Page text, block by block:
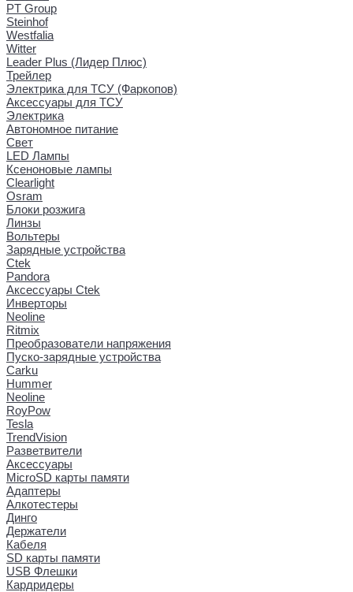
PT Group
Steinhof
Westfalia
Witter
Leader Plus (Лидер Плюс)
Трейлер
Электрика для ТСУ (Фаркопов)
Аксессуары для ТСУ
Электрика
Автономное питание
Свет
LED Лампы
Ксеноновые лампы
Clearlight
Osram
Блоки розжига
Линзы
Вольтеры
Зарядные устройства
Ctek
Pandora
Аксессуары Ctek
Инверторы
Neoline
Ritmix
Преобразователи напряжения
Пуско-зарядные устройства
Carku
Hummer
Neoline
RoyPow
Tesla
TrendVision
Разветвители
Аксессуары
MicroSD карты памяти
Адаптеры
Алкотестеры
Динго
Держатели
Кабеля
SD карты памяти
USB Флешки
Кардридеры